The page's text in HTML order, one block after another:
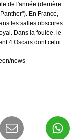
de l'année (derrière
En France,
les salles obscures
Dans la foulée, le
4 Oscars dont celui
news-